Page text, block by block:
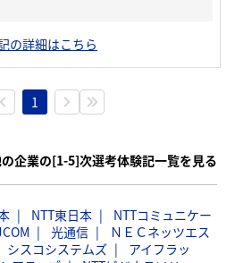
の詳細はこちら
1
企業の[1-5]次選考体験記一覧を見る
NTT東日本
NTTコミュニケー
光通信
ＮＥＣネッツエス
シスコシステムズ
アイフラッ